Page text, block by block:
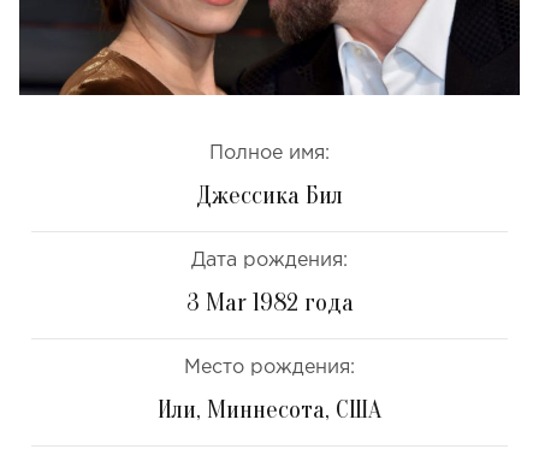
Полное имя:
Джессика Бил
Дата рождения:
3 Mar 1982 года
Место рождения:
Или, Миннесота, США